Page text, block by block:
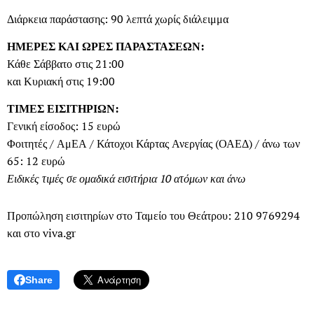
Διάρκεια παράστασης: 90 λεπτά χωρίς διάλειμμα
ΗΜΕΡΕΣ ΚΑΙ ΩΡΕΣ ΠΑΡΑΣΤΑΣΕΩΝ:
Κάθε Σάββατο στις 21:00
και Κυριακή στις 19:00
ΤΙΜΕΣ ΕΙΣΙΤΗΡΙΩΝ:
Γενική είσοδος: 15 ευρώ
Φοιτητές / ΑμΕΑ / Κάτοχοι Κάρτας Ανεργίας (ΟΑΕΔ) / άνω των
65: 12 ευρώ
Ειδικές τιμές σε ομαδικά εισιτήρια 10 ατόμων και άνω
Προπώληση εισιτηρίων στο Ταμείο του Θεάτρου: 210 9769294
και στο viva.gr
Share